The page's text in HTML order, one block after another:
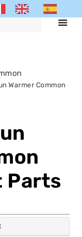
Warmer Common
Parts